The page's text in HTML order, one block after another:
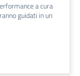
a cura
guidati in un